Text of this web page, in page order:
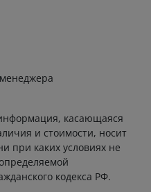
касающаяся
и стоимости, носит
при каких условиях не
кодекса РФ.